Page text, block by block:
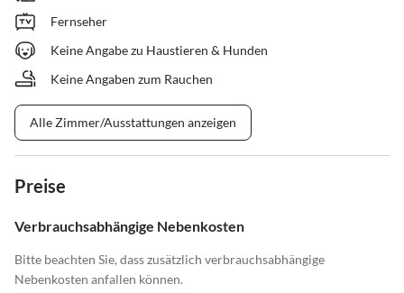
Fernseher
Keine Angabe zu Haustieren & Hunden
Keine Angaben zum Rauchen
Alle Zimmer/Ausstattungen anzeigen
Preise
Verbrauchsabhängige Nebenkosten
Bitte beachten Sie, dass zusätzlich verbrauchsabhängige
Nebenkosten anfallen können.